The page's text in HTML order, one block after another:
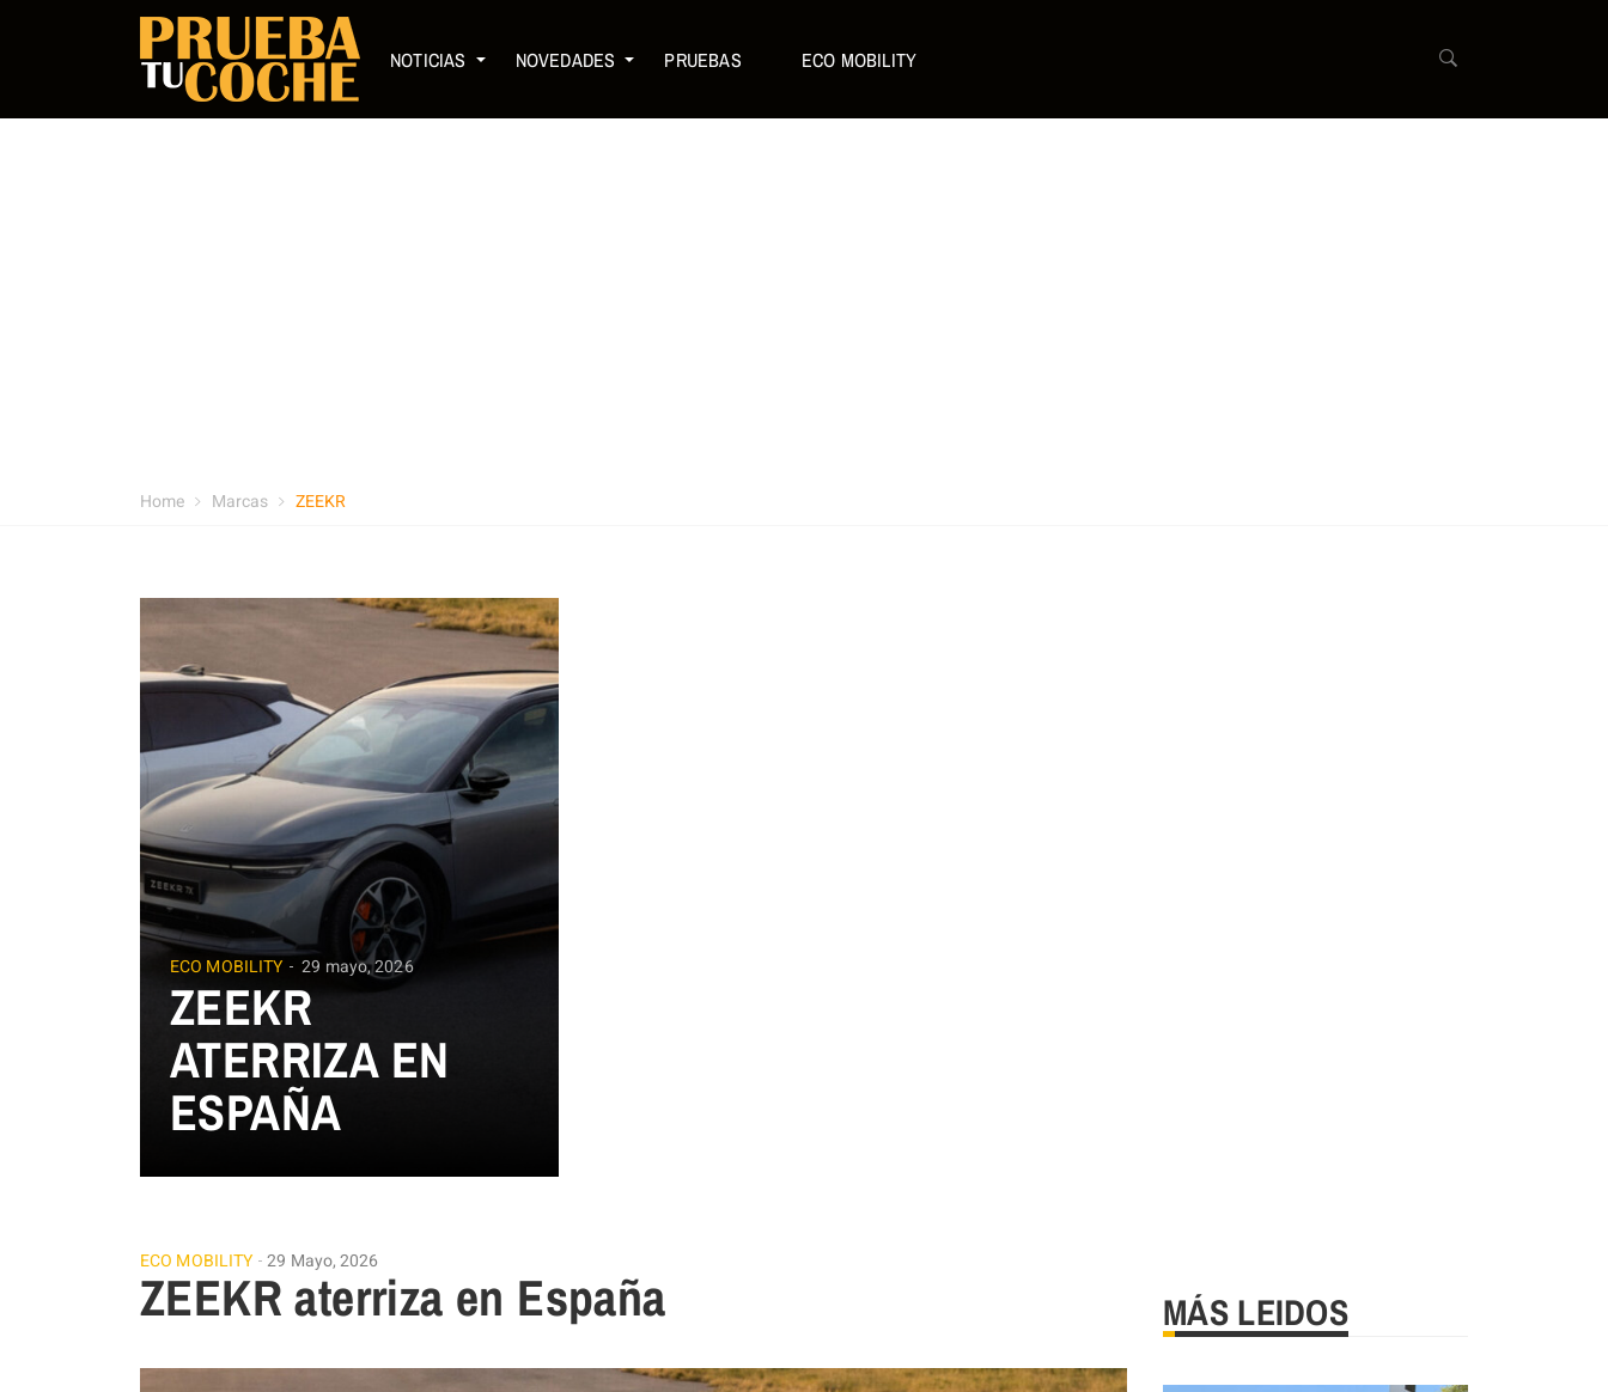
NOTICIAS NOVEDADES PRUEBAS ECO MOBILITY
Home Marcas ZEEKR
ECO MOBILITY 29 mayo, 2026
ZEEKR
ATERRIZA EN
ESPAÑA
ECO MOBILITY 29 Mayo, 2026
ZEEKR aterriza en España MÁS LEIDOS